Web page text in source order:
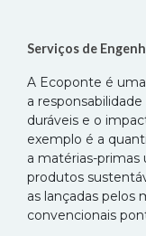
Serviços de
A Ecoponte é
a
duráveis e o
exemplo é a
a matérias-primas
produtos
as lançadas pelos
convencionais